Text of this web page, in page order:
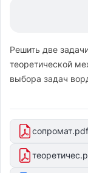
Решить две
теоретической
выбора задач вордовсом файле.
сопромат.pdf